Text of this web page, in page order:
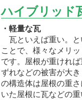
ハイブリッド
・軽量な瓦
瓦といえば重い。と
ことで、様々なメリ
です。屋根が重けれ
ずれなどの被害が大
の構造体は屋根の重
いた屋根に瓦などの